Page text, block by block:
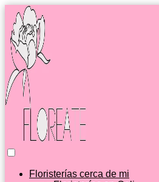
Floristerías cerca de mi